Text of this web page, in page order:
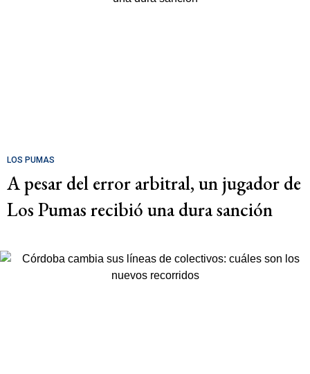
LOS PUMAS
A pesar del error arbitral, un jugador de
Los Pumas recibió una dura sanción